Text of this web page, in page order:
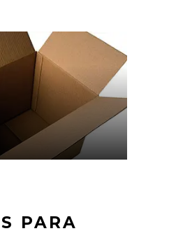
PARA